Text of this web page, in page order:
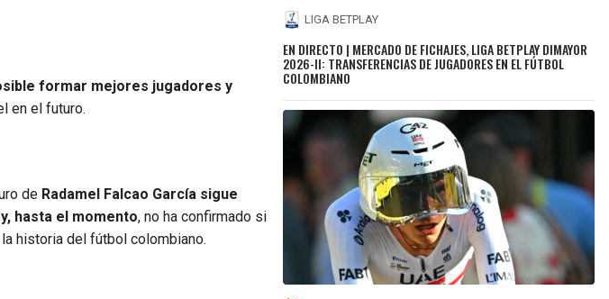
formar mejores jugadores y
en el futuro.
de Radamel Falcao García sigue
hasta el momento, no ha confirmado si
historia del fútbol colombiano.
LIGA BETPLAY
EN DIRECTO | MERCADO DE FICHAJES, LIGA BETPLAY DIMAYOR
2026-II: TRANSFERENCIAS DE JUGADORES EN EL FÚTBOL
COLOMBIANO